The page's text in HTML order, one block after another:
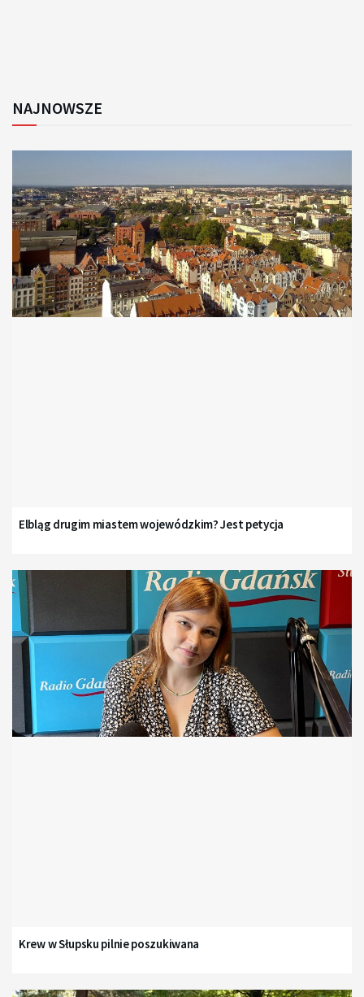
NAJNOWSZE
Elbląg drugim miastem wojewódzkim? Jest petycja
Krew w Słupsku pilnie poszukiwana